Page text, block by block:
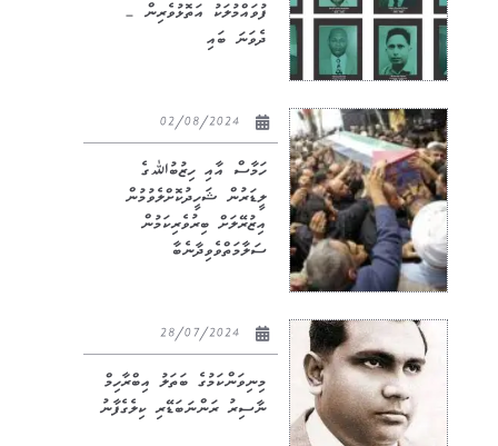
ފުވައްމުލަކު އަތޮޅުވެރިން –
ދެވަނަ ބައި
ހަމާސް އާއި ހިޒުބުﷲގެ
ލީޑަރުން ޝަހީދުކޮށްލެވުމުން
އިޒުރޭލަށް ބިރުވެރިކަމުން
ސަލާމަތްވެވިދާނެބާ
މިނިވަންކަމުގެ ބަތަލު އިބްރާހިމް
ނާސިރު ރަންނަބަޑޭރި ކިލެގެފާނު